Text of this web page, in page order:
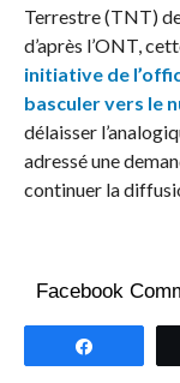
Terrestre (TNT)
d’après l’ONT,
initiative de
basculer vers le
délaisser
adressé une
continuer la
Facebook